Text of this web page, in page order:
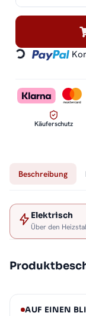
Loading...
Käuferschutz
Beschreibung
Elektrisch
Über den
AUF EINEN